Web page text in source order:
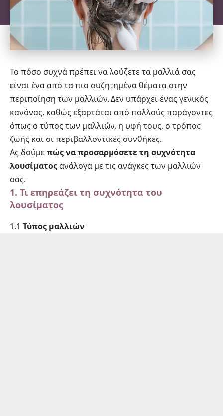
Το πόσο συχνά πρέπει να λούζετε τα μαλλιά σας
είναι ένα από τα πιο συζητημένα θέματα στην
περιποίηση των μαλλιών. Δεν υπάρχει ένας γενικός
κανόνας, καθώς εξαρτάται από πολλούς παράγοντες
όπως ο τύπος των μαλλιών, η υφή τους, ο τρόπος
ζωής και οι περιβαλλοντικές συνθήκες.
Ας δούμεπώς να προσαρμόσετε τη συχνότητα
λουσίματοςανάλογα με τις ανάγκες των μαλλιών
σας.
1. Τι επηρεάζει τη συχνότητα του
λουσίματος
1.1 Τύπος μαλλιών